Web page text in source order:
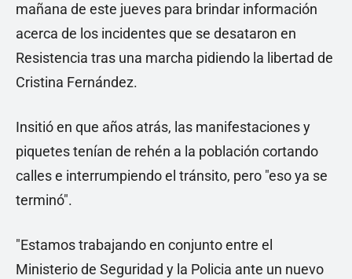
mañana de este jueves para brindar información
acerca de los incidentes que se desataron en
Resistencia tras una marcha pidiendo la libertad de
Cristina Fernández.
Insitió en que años atrás, las manifestaciones y
piquetes tenían de rehén a la población cortando
calles e interrumpiendo el tránsito, pero "eso ya se
terminó".
"Estamos trabajando en conjunto entre el
Ministerio de Seguridad y la Policia ante un nuevo